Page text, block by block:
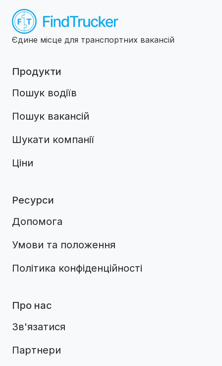
Єдине місце для транспортних вакансій
Продукти
Пошук водіїв
Пошук вакансій
Шукати компанії
Ціни
Ресурси
Допомога
Умови та положення
Політика конфіденційності
Про нас
Зв'язатися
Партнери